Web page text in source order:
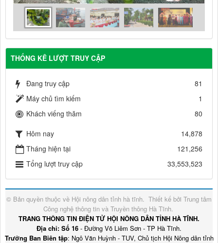
THỐNG KÊ LƯỢT TRUY CẬP
Đang truy cập
81
Máy chủ tìm kiếm
1
Khách viếng thăm
80
Hôm nay
14,878
Tháng hiện tại
121,256
Tổng lượt truy cập
33,553,523
© Bản quyền thuộc về Hội nông dân tỉnh hà tĩnh. Thiết kế bởi Trung tâm
Công nghệ thông tin và Truyền thông Hà Tĩnh.
TRANG THÔNG TIN ĐIỆN TỬ HỘI NÔNG DÂN TỈNH HÀ TĨNH.
Địa chỉ: Số 16 - Đường Võ Liêm Sơn - TP Hà Tĩnh.
Trưởng Ban Biên tập: Ngô Văn Huỳnh - TUV, Chủ tịch Hội Nông dân tỉnh